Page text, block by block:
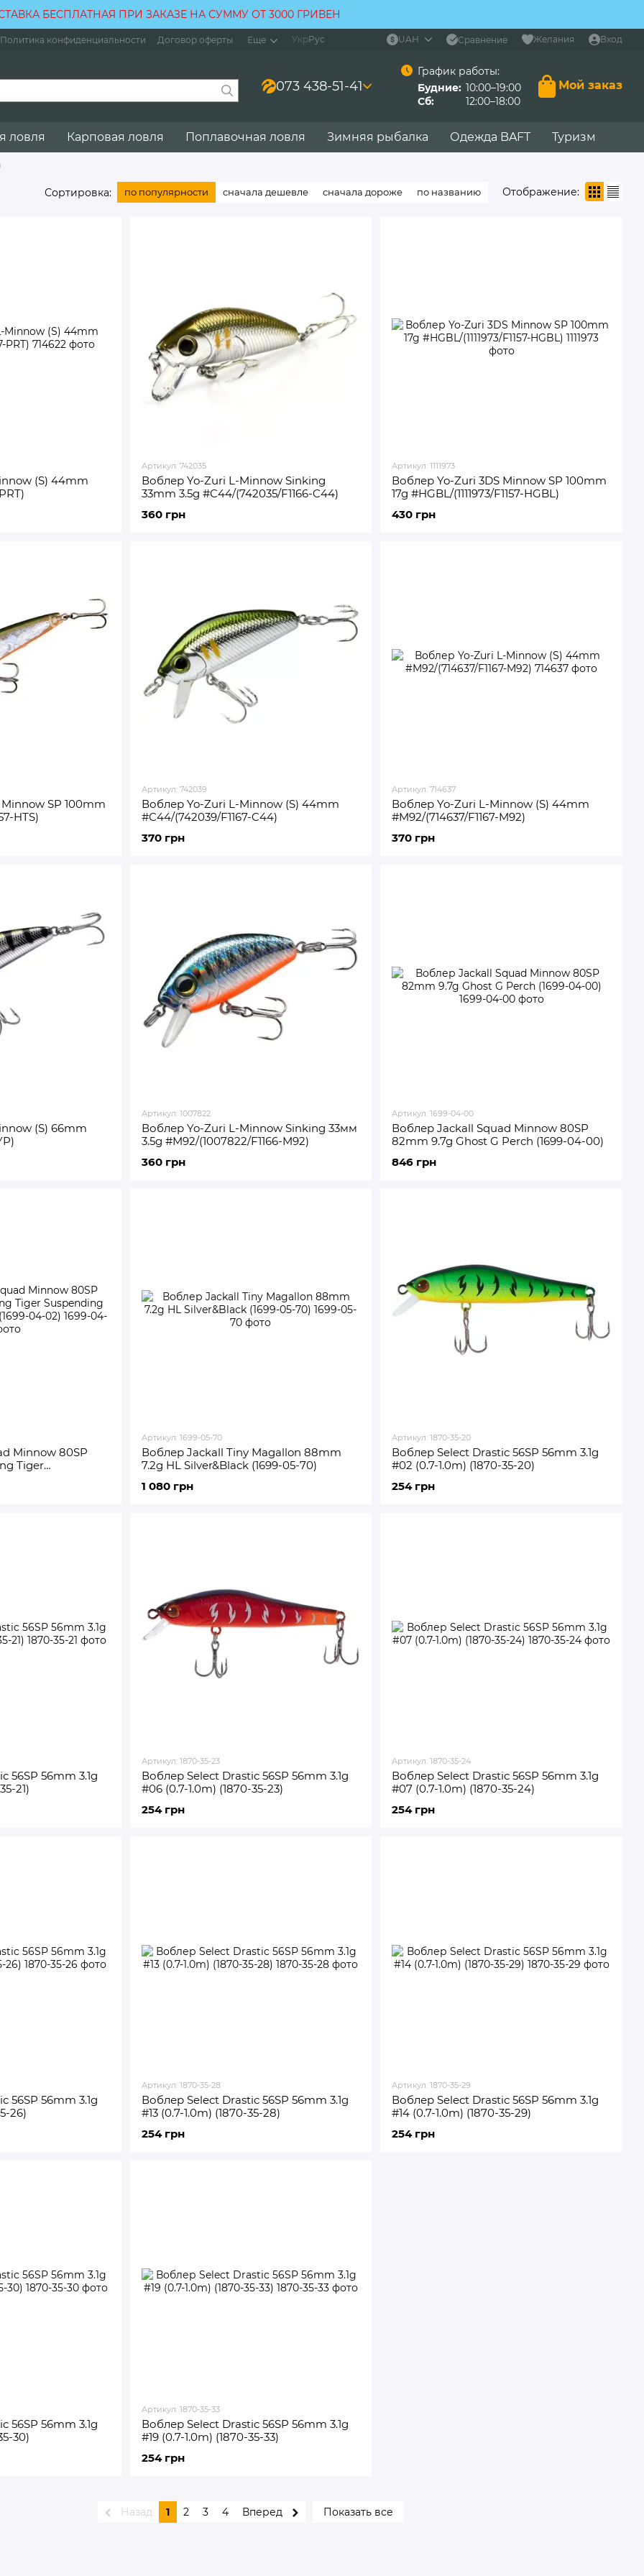
БЕСПЛАТНАЯ ПРИ ЗАКАЗЕ НА СУММУ ОТ 3000 ГРИВЕН
Политика конфиденциальности Договор оферты Еще УкрРус UAH Сравнение Желания Вход
073 438-51-41
График работы:
Будние: 10:00–19:00
Сб:
12:00–18:00
Мой заказ
ловля Карповая ловля Поплавочная ловля Зимняя рыбалка Одежда BAFT Туризм
Сортировка: по популярности сначала дешевле сначала дороже по названию Отображение:
(S) 44mm
Артикул: 742035
Воблер Yo-Zuri L-Minnow Sinking
33mm 3.5g #C44/(742035/F1166-C44)
360 грн
Артикул: 1111973
Воблер Yo-Zuri 3DS Minnow SP 100mm
17g #HGBL/(1111973/F1157-HGBL)
430 грн
SP 100mm
HTS)
Артикул: 742039
Воблер Yo-Zuri L-Minnow (S) 44mm
#C44/(742039/F1167-C44)
370 грн
Артикул: 714637
Воблер Yo-Zuri L-Minnow (S) 44mm
#M92/(714637/F1167-M92)
370 грн
(S) 66mm
Артикул: 1007822
Воблер Yo-Zuri L-Minnow Sinking 33мм
3.5g #M92/(1007822/F1166-M92)
360 грн
Артикул: 1699-04-00
Воблер Jackall Squad Minnow 80SP
82mm 9.7g Ghost G Perch (1699-04-00)
846 грн
Minnow 80SP
Tiger
Артикул: 1699-05-70
Воблер Jackall Tiny Magallon 88mm
7.2g HL Silver&Black (1699-05-70)
1 080 грн
Артикул: 1870-35-20
Воблер Select Drastic 56SP 56mm 3.1g
#02 (0.7-1.0m) (1870-35-20)
254 грн
56SP 56mm 3.1g
21)
Артикул: 1870-35-23
Воблер Select Drastic 56SP 56mm 3.1g
#06 (0.7-1.0m) (1870-35-23)
254 грн
Артикул: 1870-35-24
Воблер Select Drastic 56SP 56mm 3.1g
#07 (0.7-1.0m) (1870-35-24)
254 грн
56SP 56mm 3.1g
26)
Артикул: 1870-35-28
Воблер Select Drastic 56SP 56mm 3.1g
#13 (0.7-1.0m) (1870-35-28)
254 грн
Артикул: 1870-35-29
Воблер Select Drastic 56SP 56mm 3.1g
#14 (0.7-1.0m) (1870-35-29)
254 грн
56SP 56mm 3.1g
30)
Артикул: 1870-35-33
Воблер Select Drastic 56SP 56mm 3.1g
#19 (0.7-1.0m) (1870-35-33)
254 грн
Назад 1 2 3 4 Вперед Показать все